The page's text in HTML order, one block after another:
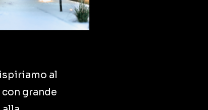
al
grande